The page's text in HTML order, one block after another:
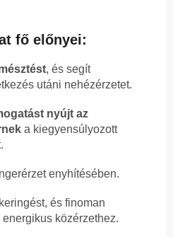
fő előnyei:
, és segít
utáni nehézérzetet.
nyújt az
a kiegyensúlyozott
enyhítésében.
és finoman
közérzethez.